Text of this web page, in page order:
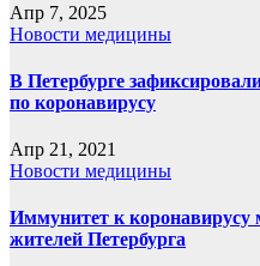
Апр 7, 2025
Новости медицины
В Петербурге
по коронавирусу
Апр 21, 2021
Новости медицины
Иммунитет к коронавирусу
жителей Петербурга